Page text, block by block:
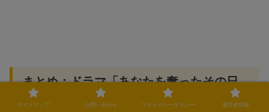
まとめ：ドラマ「あなたを奪ったその日
から」のロケ地を巡ってドラマの世界を
サイトマップ お問い合わせ プライバシーポリシー 運営者情報